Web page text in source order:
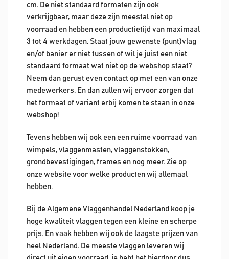
cm. De niet standaard formaten zijn ook
verkrijgbaar, maar deze zijn meestal niet op
voorraad en hebben een productietijd van maximaal
3 tot 4 werkdagen. Staat jouw gewenste (punt)vlag
en/of banier er niet tussen of wil je juist een niet
standaard formaat wat niet op de webshop staat?
Neem dan gerust even contact op met een van onze
medewerkers. En dan zullen wij ervoor zorgen dat
het formaat of variant erbij komen te staan in onze
webshop!
Tevens hebben wij ook een een ruime voorraad van
wimpels, vlaggenmasten, vlaggenstokken,
grondbevestigingen, frames en nog meer. Zie op
onze website voor welke producten wij allemaal
hebben.
Bij de Algemene Vlaggenhandel Nederland koop je
hoge kwaliteit vlaggen tegen een kleine en scherpe
prijs. En vaak hebben wij ook de laagste prijzen van
heel Nederland. De meeste vlaggen leveren wij